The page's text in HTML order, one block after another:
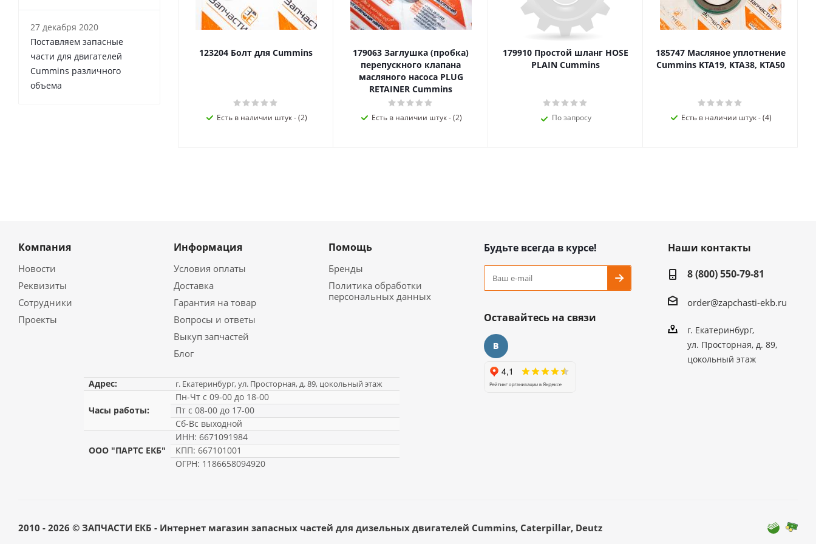
123204 Болт для Cummins
Есть в наличии штук - (2)
179063 Заглушка (пробка)
перепускного клапана
масляного насоса PLUG
RETAINER Cummins
Есть в наличии штук - (2)
179910 Простой шланг HOSE
PLAIN Cummins
По запросу
185747 Масляное уплотнение
Cummins KTA19, KTA38, KTA50
Есть в наличии штук - (4)
27 декабря 2020
Поставляем запасные
части для двигателей
Cummins различного
объема
Компания
Новости
Реквизиты
Сотрудники
Проекты
Информация
Условия оплаты
Доставка
Гарантия на товар
Вопросы и ответы
Выкуп запчастей
Блог
Помощь
Бренды
Политика обработки
персональных данных
Адрес: г. Екатеринбург, ул. Просторная, д. 89, цокольный этаж
Часы работы:
Пн-Чт с 09-00 до 18-00
Пт с 08-00 до 17-00
Сб-Вс выходной
ООО "ПАРТС ЕКБ"
ИНН: 6671091984
КПП: 667101001
ОГРН: 1186658094920
Будьте всегда в курсе!
Оставайтесь на связи
Наши контакты
8 (800) 550-79-81
order@zapchasti-ekb.ru
г. Екатеринбург,
ул. Просторная, д. 89,
цокольный этаж
2010 - 2026 © ЗАПЧАСТИ ЕКБ - Интернет магазин запасных частей для дизельных двигателей Cummins, Caterpillar, Deutz